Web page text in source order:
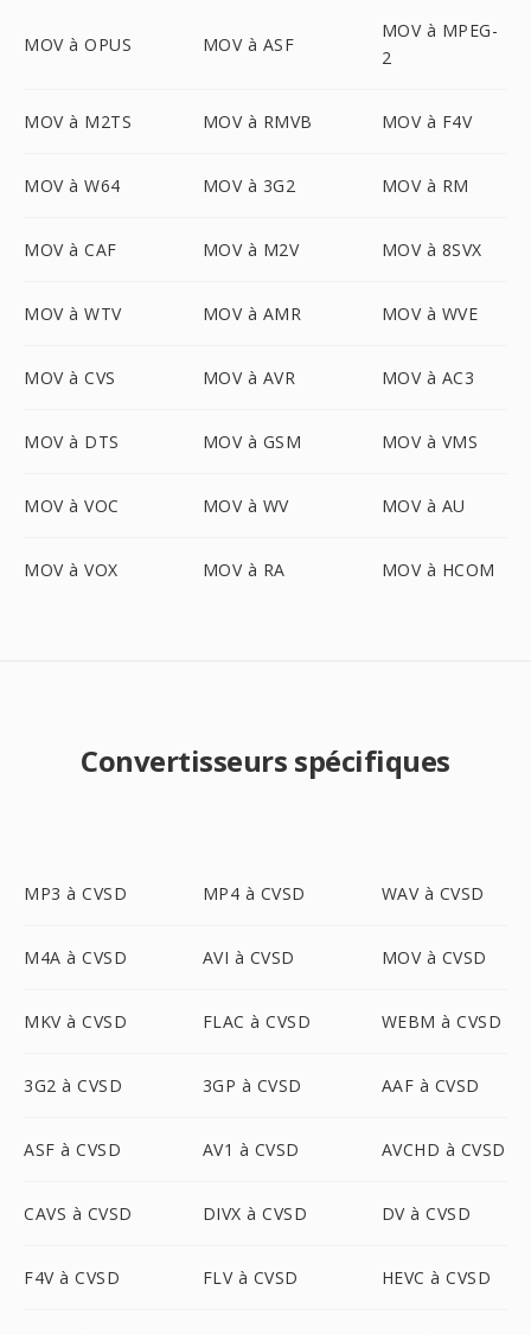
MOV à OPUS MOV à ASF
MOV à MPEG-
2
MOV à M2TS MOV à RMVB MOV à F4V
MOV à W64 MOV à 3G2 MOV à RM
MOV à CAF MOV à M2V MOV à 8SVX
MOV à WTV MOV à AMR MOV à WVE
MOV à CVS MOV à AVR MOV à AC3
MOV à DTS MOV à GSM MOV à VMS
MOV à VOC MOV à WV MOV à AU
MOV à VOX MOV à RA MOV à HCOM
Convertisseurs spécifiques
MP3 à CVSD MP4 à CVSD WAV à CVSD
M4A à CVSD AVI à CVSD MOV à CVSD
MKV à CVSD FLAC à CVSD WEBM à CVSD
3G2 à CVSD 3GP à CVSD AAF à CVSD
ASF à CVSD AV1 à CVSD AVCHD à CVSD
CAVS à CVSD DIVX à CVSD DV à CVSD
F4V à CVSD FLV à CVSD HEVC à CVSD